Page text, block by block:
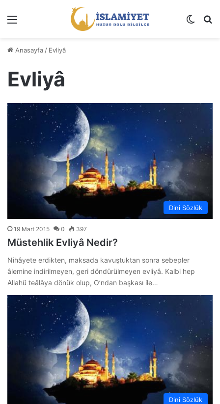
Dış
Anasayfa / Evliyâ
Evliyâ
Dini Sözlük
19 Mart 2015 0 397
Müstehlik Evliyâ Nedir?
Nihâyete erdikten, maksada kavuştuktan sonra sebepler
âlemine indirilmeyen, geri döndürülmeyen evliyâ. Kalbi hep
Allahü teâlâya dönük olup, O’ndan başkası ile…
Dini Sözlük